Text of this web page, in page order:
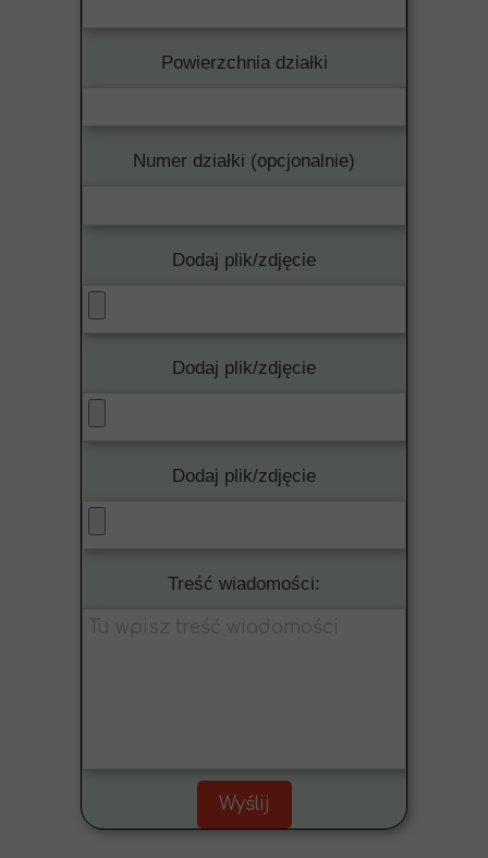
Powierzchnia działki
Numer działki (opcjonalnie)
Dodaj plik/zdjęcie
Dodaj plik/zdjęcie
Dodaj plik/zdjęcie
Treść wiadomości:
Wyślij